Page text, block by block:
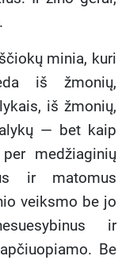
minia, kuri
iš žmonių,
iš žmonių,
— bet kaip
medžiaginių
ir matomus
veiksmo be jo
ir
Be